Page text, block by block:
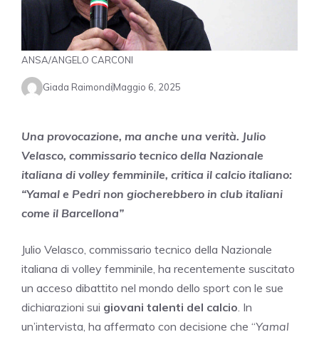
ANSA/ANGELO CARCONI
Giada RaimondiMaggio 6, 2025
Una provocazione, ma anche una verità. Julio
Velasco, commissario tecnico della Nazionale
italiana di volley femminile, critica il calcio italiano:
“Yamal e Pedri non giocherebbero in club italiani
come il Barcellona”
Julio Velasco, commissario tecnico della Nazionale
italiana di volley femminile, ha recentemente suscitato
un acceso dibattito nel mondo dello sport con le sue
dichiarazioni sui giovani talenti del calcio . In
un’intervista, ha affermato con decisione che “Yamal